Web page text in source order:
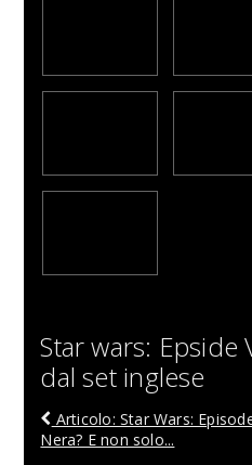
Star wars: Epside
dal set inglese
Articolo: Star Wars:
Nera? E non solo...